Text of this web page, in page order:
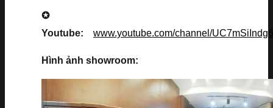
✪
Youtube: www.youtube.com/channel/
Hình ảnh showroom: